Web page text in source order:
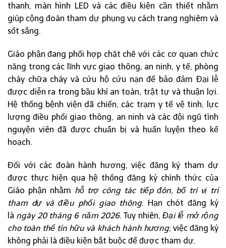
thanh, màn hình LED và các điều kiện cần thiết nhằm
giúp cộng đoàn tham dự phụng vụ cách trang nghiêm và
sốt sắng.
Giáo phận đang phối hợp chặt chẽ với các cơ quan chức
năng trong các lĩnh vực giao thông, an ninh, y tế, phòng
cháy chữa cháy và cứu hộ cứu nạn để bảo đảm Đại lễ
được diễn ra trong bầu khí an toàn, trật tự và thuận lợi.
Hệ thống bệnh viện dã chiến, các trạm y tế vệ tinh, lực
lượng điều phối giao thông, an ninh và các đội ngũ tình
nguyện viên đã được chuẩn bị và huấn luyện theo kế
hoạch.
Đối với các đoàn hành hương, việc đăng ký tham dự
được thực hiện qua hệ thống đăng ký chính thức của
Giáo phận nhằm hỗ trợ công tác tiếp đón, bố trí vị trí
tham dự và điều phối giao thông. Hạn chót đăng ký
là ngày 20 tháng 6 năm 2026. Tuy nhiên,Đại lễ mở rộng
cho toàn thể tín hữu và khách hành hương; việc đăng ký
không phải là điều kiện bắt buộc để được tham dự.